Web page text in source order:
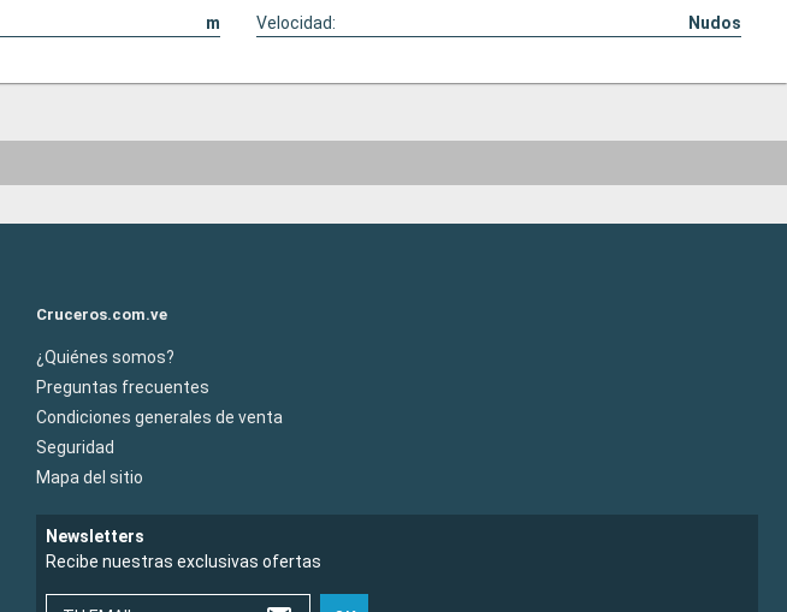
m Velocidad: Nudos
Cruceros.com.ve
¿Quiénes somos?
Preguntas frecuentes
Condiciones generales de venta
Seguridad
Mapa del sitio
Newsletters
Recibe nuestras exclusivas ofertas